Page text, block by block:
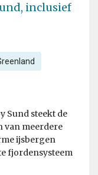
inclusief
Sund steekt de
van meerdere
ijsbergen
fjordensysteem